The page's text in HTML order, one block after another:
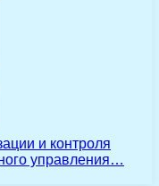
и контроля
управления…